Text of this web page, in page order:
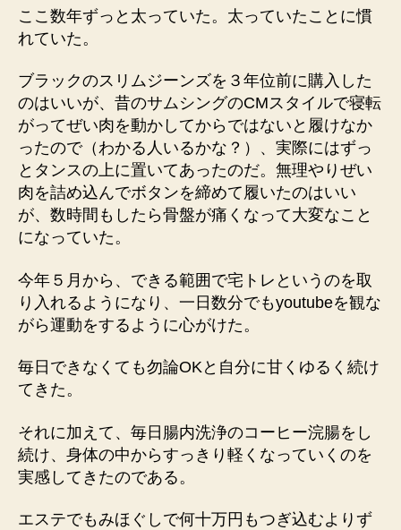
ここ数年ずっと太っていた。太っていたことに慣
れていた。
ブラックのスリムジーンズを３年位前に購入した
のはいいが、昔のサムシングのCMスタイルで寝転
がってぜい肉を動かしてからではないと履けなか
ったので（わかる人いるかな？）、実際にはずっ
とタンスの上に置いてあったのだ。無理やりぜい
肉を詰め込んでボタンを締めて履いたのはいい
が、数時間もしたら骨盤が痛くなって大変なこと
になっていた。
今年５月から、できる範囲で宅トレというのを取
り入れるようになり、一日数分でもyoutubeを観な
がら運動をするように心がけた。
毎日できなくても勿論OKと自分に甘くゆるく続け
てきた。
それに加えて、毎日腸内洗浄のコーヒー浣腸をし
続け、身体の中からすっきり軽くなっていくのを
実感してきたのである。
エステでもみほぐしで何十万円もつぎ込むよりず